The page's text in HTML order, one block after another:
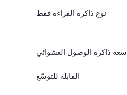
نوع ذاكرة القراءة فقط
سعة ذاكرة الوصول العشوائي
القابلة للتوسّع